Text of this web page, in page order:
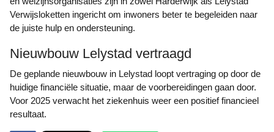
Verwijsloketten ingericht om inwoners beter te begeleiden naar
de juiste hulp en ondersteuning.
Nieuwbouw Lelystad vertraagd
De geplande nieuwbouw in Lelystad loopt vertraging op door de
huidige financiële situatie, maar de voorbereidingen gaan door.
Voor 2025 verwacht het ziekenhuis weer een positief financieel
resultaat.